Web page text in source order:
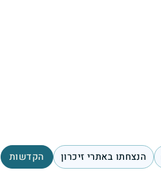
הנצחתו באתרי זיכרון הקדשות